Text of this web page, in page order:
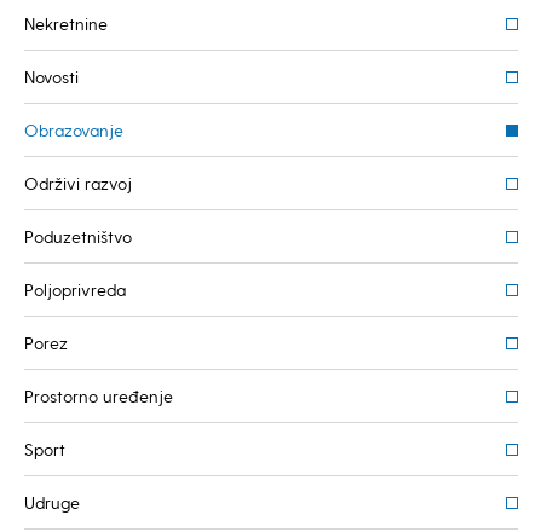
Nekretnine
Novosti
Obrazovanje
Održivi razvoj
Poduzetništvo
Poljoprivreda
Porez
Prostorno uređenje
Sport
Udruge